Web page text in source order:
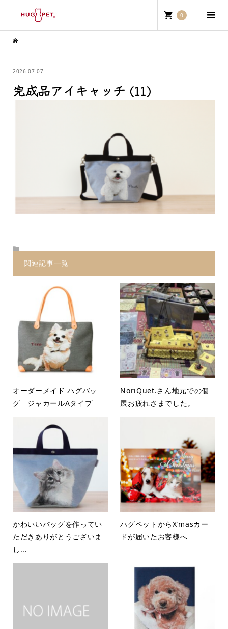
0
2026.07.07
完成品アイキャッチ (11)
関連記事一覧
オーダーメイド ハグバッ
グ ジャカールAタイプ
NoriQuet.さん地元での個
展お疲れさまでした。
かわいいバッグを作ってい
ただきありがとうございま
し...
ハグペットからX‘masカー
ドが届いたお客様へ